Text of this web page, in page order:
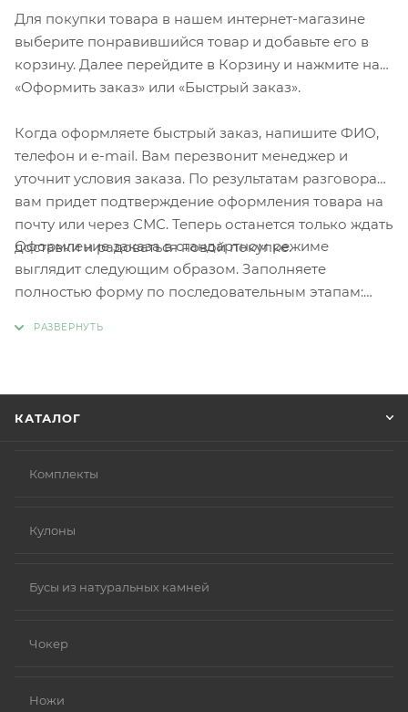
Для покупки товара в нашем интернет-магазине
выберите понравившийся товар и добавьте его в
корзину. Далее перейдите в Корзину и нажмите на
«Оформить заказ» или «Быстрый заказ».
Когда оформляете быстрый заказ, напишите ФИО,
телефон и e-mail. Вам перезвонит менеджер и
уточнит условия заказа. По результатам разговора
вам придет подтверждение оформления товара на
почту или через СМС. Теперь останется только ждать
доставки и радоваться новой покупке.
Оформление заказа в стандартном режиме
выглядит следующим образом. Заполняете
полностью форму по последовательным этапам:
КАТАЛОГ
Комплекты
Кулоны
Бусы из натуральных камней
Чокер
Ножи